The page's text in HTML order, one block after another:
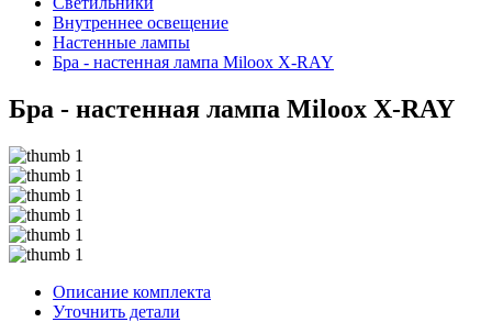
Внутреннее освещение
Hастенные лампы
Бра - настенная лампа Miloox X-RAY
Бра - настенная лампа Miloox X-RAY
Описание комплекта
Уточнить детали